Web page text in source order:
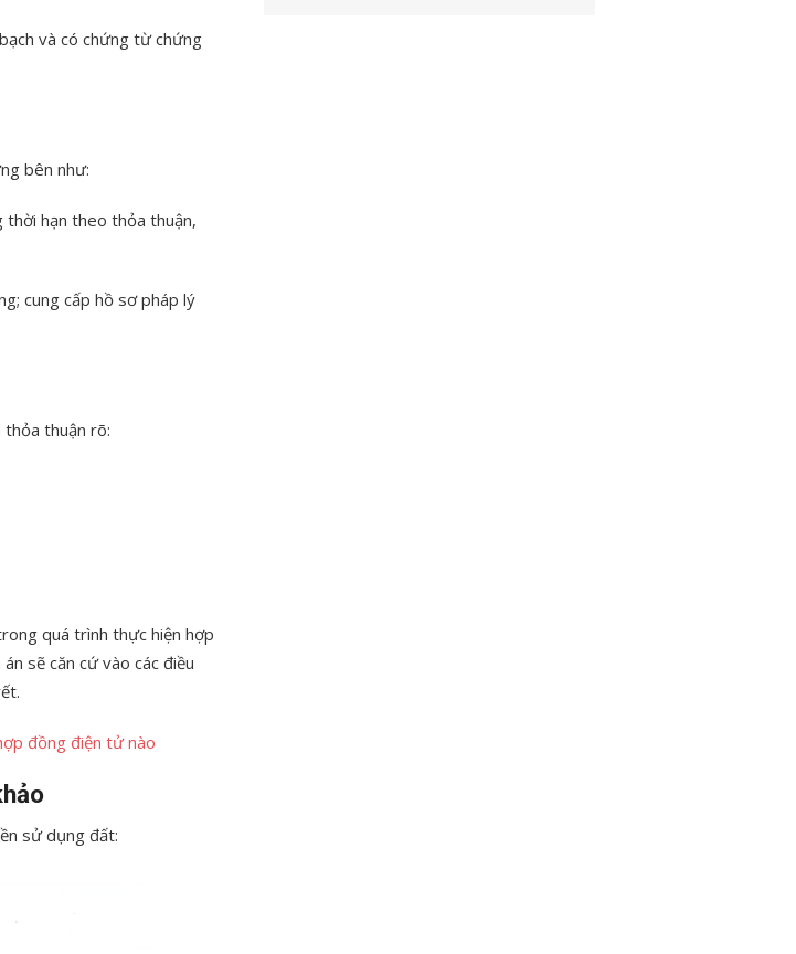
và có chứng từ chứng
bên như:
thời hạn theo thỏa thuận,
cung cấp hồ sơ pháp lý
thỏa thuận rõ:
quá trình thực hiện hợp
sẽ căn cứ vào các điều
đồng điện tử nào
sử dụng đất: